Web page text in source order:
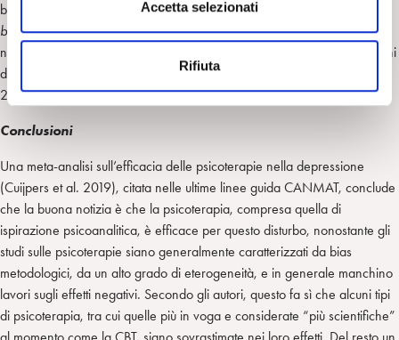
s
o
Accetta selezionati
Rifiuta
basate sulla mentalizzazione[2], che vengono considerate
basedper il DBP, sono state applicate con successo anche al Disturbo
narcisistico di personalità (Drozek e Unruh, 2020), così come variazioni
della tecnica del trattamento psicoanalitico classico (Crisp e Gabbard,
2020).
Conclusioni
Una meta-analisi sull’efficacia delle psicoterapie nella depressione
(Cuijpers et al. 2019), citata nelle ultime linee guida CANMAT, conclude
che la buona notizia è che la psicoterapia, compresa quella di
ispirazione psicoanalitica, è efficace per questo disturbo, nonostante gli
studi sulle psicoterapie siano generalmente caratterizzati da bias
metodologici, da un alto grado di eterogeneità, e in generale manchino
lavori sugli effetti negativi. Secondo gli autori, questo fa sì che alcuni tipi
di psicoterapia, tra cui quelle più in voga e considerate “più scientifiche”